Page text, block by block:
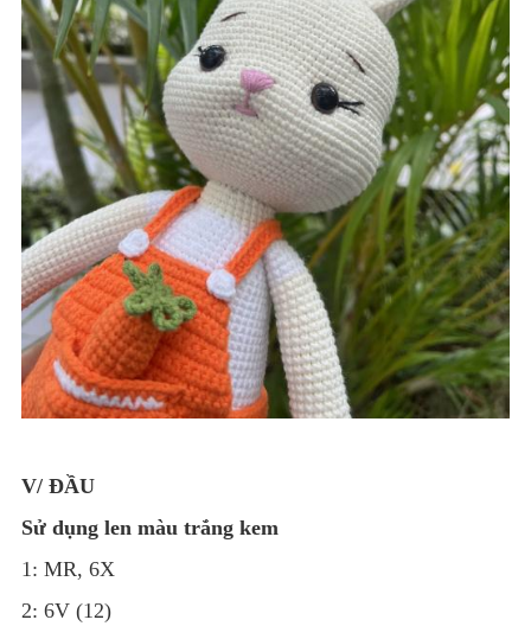
V/ ĐẦU
Sử dụng len màu trắng kem
1: MR, 6X
2: 6V (12)